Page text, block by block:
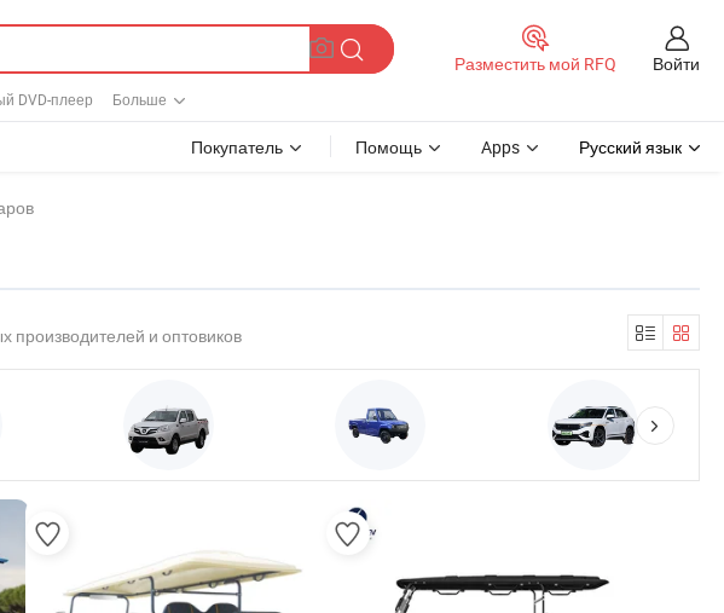
DVD-плеер Больше
Разместить мой RFQ Войти
Покупатель Помощь Apps Русский язык
производителей и оптовиков